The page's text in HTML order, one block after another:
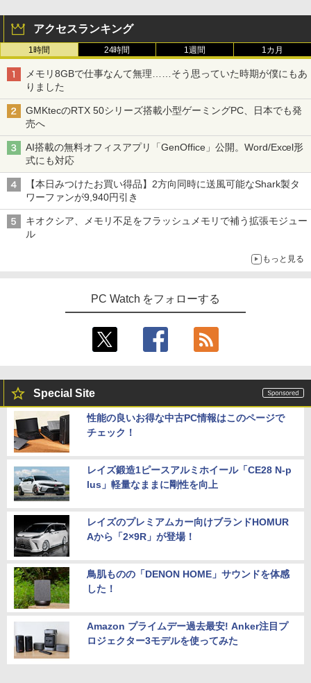
アクセスランキング
1時間 24時間 1週間 1カ月
メモリ8GBで仕事なんて無理……そう思っていた時期が僕にもあ
りました
GMKtecのRTX 50シリーズ搭載小型ゲーミングPC、日本でも発
売へ
AI搭載の無料オフィスアプリ「GenOffice」公開。Word/Excel形
式にも対応
【本日みつけたお買い得品】2方向同時に送風可能なShark製タ
ワーファンが9,940円引き
キオクシア、メモリ不足をフラッシュメモリで補う拡張モジュー
ル
もっと見る
PC Watch をフォローする
Special Site
性能の良いお得な中古PC情報はこのページで
チェック！
レイズ鍛造1ピースアルミホイール「CE28 N-p
lus」軽量なままに剛性を向上
レイズのプレミアムカー向けブランドHOMUR
Aから「2×9R」が登場！
鳥肌ものの「DENON HOME」サウンドを体感
した！
Amazon プライムデー過去最安! Anker注目プ
ロジェクター3モデルを使ってみた